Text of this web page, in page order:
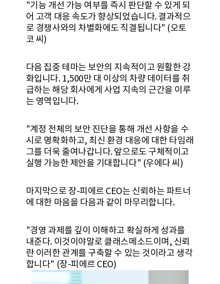
"기능 개선 가능 여부를 즉시 판단할 수 있게 되
어 고객 대응 속도가 향상되었습니다. 결과적으
로 경쟁사와의 차별화에도 직결됩니다" (오토
코 씨)
다음 집중 테마는 보안의 지속적이고 원활한 강
화입니다. 1,500만 대 이상의 차량 데이터를 취
급하는 해당 회사에게 사업 지속의 근간을 이루
는 영역입니다.
"계정 전체의 보안 진단을 통해 개선 사항을 수
시로 명확화하고, 최신 환경 대응에 대한 타임래
그를 더욱 줄여나갑니다. 앞으로도 구체적이고
실행 가능한 제안을 기대합니다" (우에다 씨)
마지막으로 장-피에르 CEO는 신뢰하는 파트너
에 대한 마음을 다음과 같이 마무리합니다.
"경영 과제를 깊이 이해하고 확실하게 성과를
내준다. 이것이야말로 클래스메소드이며, 신뢰
란 이러한 관계를 구축할 수 있는 것이라고 생각
합니다" (장-피에르 CEO)